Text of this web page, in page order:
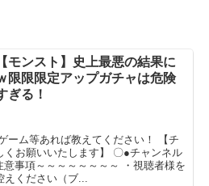
【モンスト】史上最悪の結果に
限限限定アップガチャは危険
ぎる！
ーム等あれば教えてください！ 【チ
くお願いいたします】 〇●チャンネル
事項～～～～～～～～ ・視聴者様を
えください（ブ...